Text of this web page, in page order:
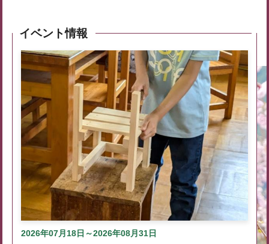
イベント情報
2026年07月18日～2026年08月31日